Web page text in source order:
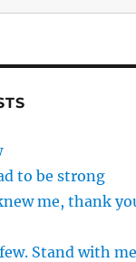
to be strong
me, thank
Stand with